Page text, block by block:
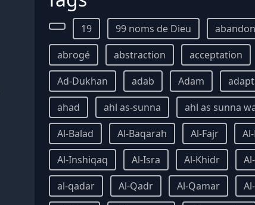
19 99 noms de Dieu abandon
abrogé
abstraction acceptation
Ad-Dukhan
adab Adam
ahad
ahl as-sunna ahl as sunna
Al-Balad
Al-Baqarah Al-Fajr
Al-Inshiqaq
Al-Isra Al-Khidr
al-qadar
Al-Qadr Al-Qamar